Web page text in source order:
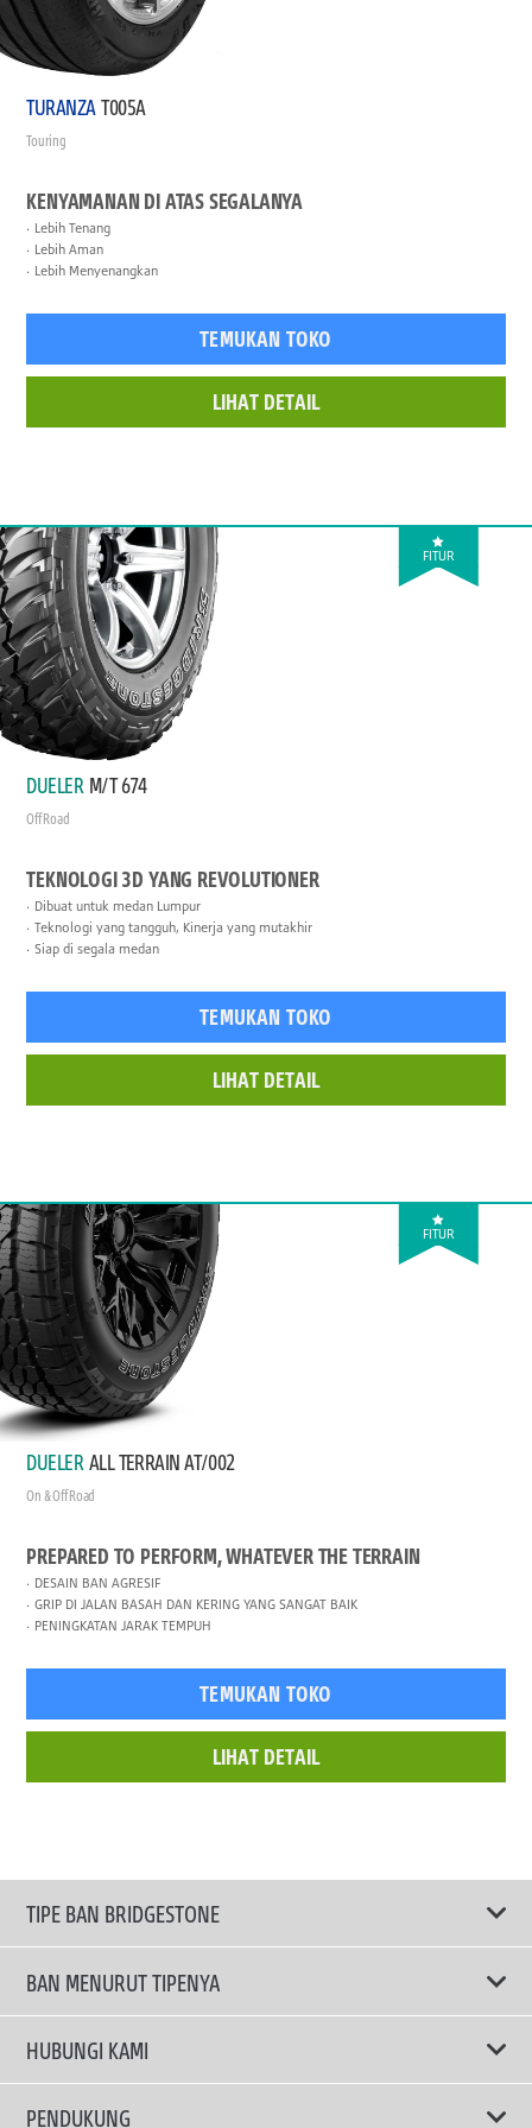
TURANZAT005A
Touring
KENYAMANAN DI ATAS SEGALANYA
Lebih Tenang
Lebih Aman
Lebih Menyenangkan
TEMUKAN TOKO
LIHAT DETAIL
FITUR
DUELER M/T 674
Off Road
TEKNOLOGI 3D YANG REVOLUTIONER
Dibuat untuk medan Lumpur
Teknologi yang tangguh, Kinerja yang mutakhir
Siap di segala medan
TEMUKAN TOKO
LIHAT DETAIL
FITUR
DUELER ALL TERRAIN AT/002
On & Off Road
PREPARED TO PERFORM, WHATEVER THE TERRAIN
DESAIN BAN AGRESIF
GRIP DI JALAN BASAH DAN KERING YANG SANGAT BAIK
PENINGKATAN JARAK TEMPUH
TEMUKAN TOKO
LIHAT DETAIL
TIPE BAN BRIDGESTONE
BAN MENURUT TIPENYA
Ban ENLITEN
Ban Performa
HUBUNGI KAMI
Email Kami
PENDUKUNG